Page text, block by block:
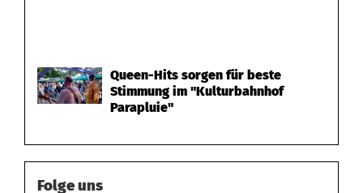
Queen-Hits sorgen für beste
Stimmung im "Kulturbahnhof
Parapluie"
Folge uns